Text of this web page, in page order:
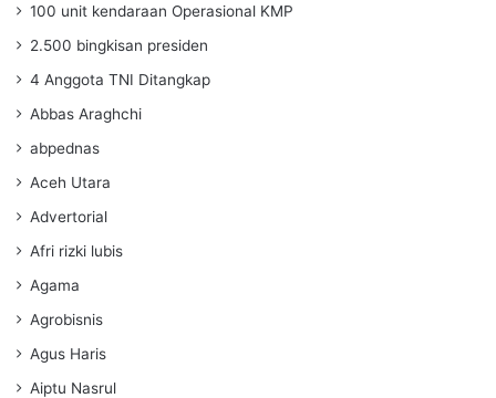
100 unit kendaraan Operasional KMP
2.500 bingkisan presiden
4 Anggota TNI Ditangkap
Abbas Araghchi
abpednas
Aceh Utara
Advertorial
Afri rizki lubis
Agama
Agrobisnis
Agus Haris
Aiptu Nasrul